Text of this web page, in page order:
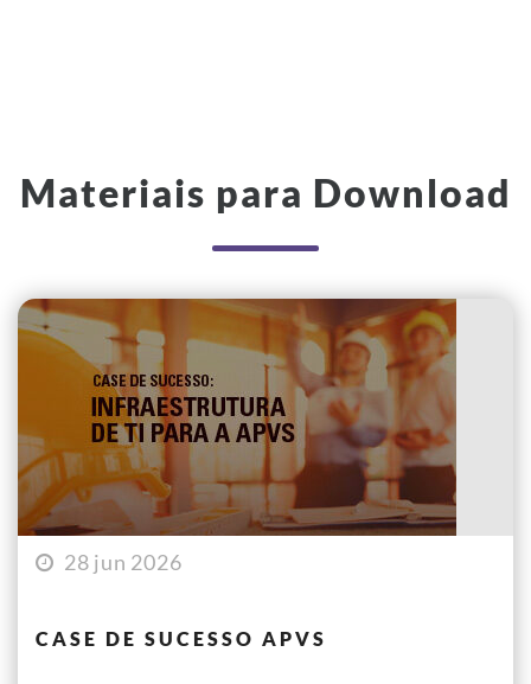
Materiais para Download
28 jun 2026
CASE DE SUCESSO APVS